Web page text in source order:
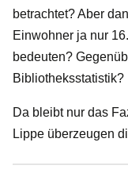
betrachtet? Aber
Einwohner ja nur
bedeuten?
Bibliotheksstatistik?
Da bleibt nur das
Lippe überzeugen